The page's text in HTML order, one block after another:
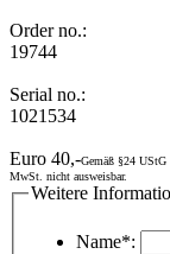
Order no.:
19744
Serial no.:
1021534
Euro 40,-Gemäß §24 UStG
MwSt. nicht ausweisbar.
Weitere
Name*: